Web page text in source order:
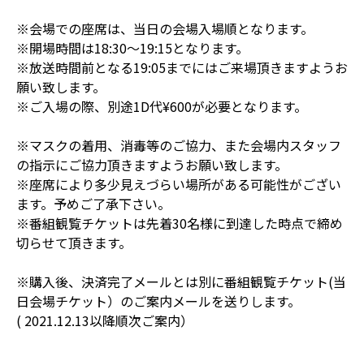
※会場での座席は、当日の会場入場順となります。
※開場時間は18:30〜19:15となります。
※放送時間前となる19:05までにはご来場頂きますようお
願い致します。
※ご入場の際、別途1D代¥600が必要となります。
※マスクの着用、消毒等のご協力、また会場内スタッフ
の指示にご協力頂きますようお願い致します。
※座席により多少見えづらい場所がある可能性がござい
ます。予めご了承下さい。
※番組観覧チケットは先着30名様に到達した時点で締め
切らせて頂きます。
※購入後、決済完了メールとは別に番組観覧チケット(当
日会場チケット）のご案内メールを送りします。
( 2021.12.13以降順次ご案内）